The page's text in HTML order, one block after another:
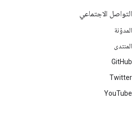
التواصل الاجتماعي
المدوّنة
المنتدى
GitHub
Twitter
YouTube